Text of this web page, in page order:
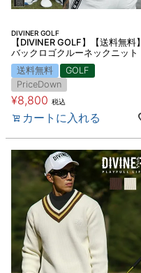
DIVINER GOLF
【DIVINER GOLF】【送料無料】
バックロゴクルーネックニット
送料無料
GOLF
PriceDown
¥8,800 税込
カートに入れる